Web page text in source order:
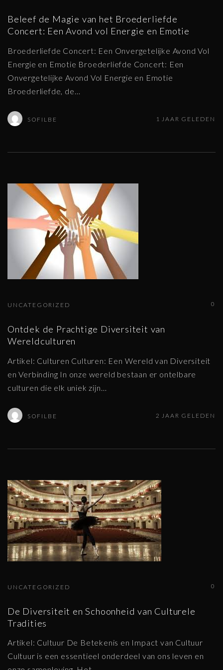
Beleef de Magie van het Broederliefde
Concert: Een Avond vol Energie en Emotie
Broederliefde Concert: Een Onvergetelijke Avond Vol
Energie en Emotie Broederliefde Concert: Een
Onvergetelijke Avond Vol Energie en Emotie
Broederliefde, de
SOFILBE 1 JAAR GELEDEN
0
UNCATEGORIZED
Ontdek de Prachtige Diversiteit van
Wereldculturen
Artikel: Culturen Culturen: Een Wereld van Diversiteit
en Verbinding In onze wereld bestaan er ontelbare
culturen die elk uniek zijn
SOFILBE 2 JAAR GELEDEN
0
UNCATEGORIZED
De Diversiteit en Schoonheid van Culturele
Tradities
Artikel: Cultuur De Betekenis en Impact van Cultuur
Cultuur is een essentieel onderdeel van ons leven en